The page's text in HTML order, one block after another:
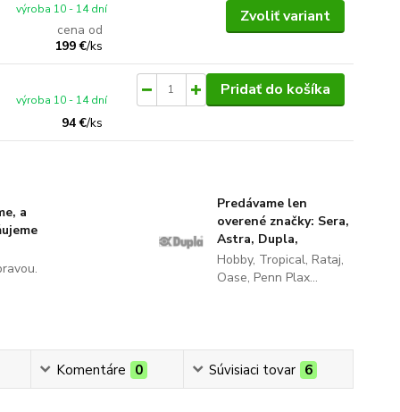
cena od
199 €/ks
výroba 10 - 14 dní Zvoliť variant
94 €/ks
výroba 10 - 14 dní
Pridať do košíka
a
Predávame len
overené značky: Sera,
Astra, Dupla,
Hobby, Tropical, Rataj,
Oase, Penn Plax...
Komentáre 0 Súvisiaci tovar 6